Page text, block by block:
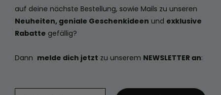
auf deine nächste Bestellung, sowie Mails zu unseren
Neuheiten, geniale Geschenkideen und exklusive
Rabatte gefällig?
Dann melde dich jetzt zu unserem NEWSLETTER an: